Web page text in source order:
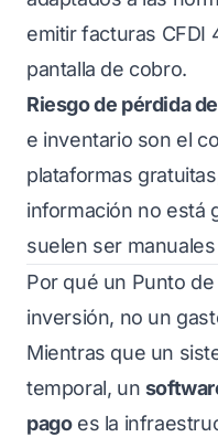
emitir facturas CFDI
pantalla de cobro.
Riesgo de pérdida
e inventario son el
plataformas
información no está
suelen ser
Por qué un Punto
inversión, no un
Mientras que un
temporal, un
pagoes la